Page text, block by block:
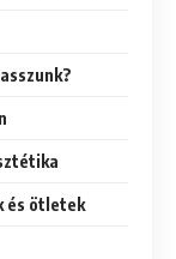
és ötletek